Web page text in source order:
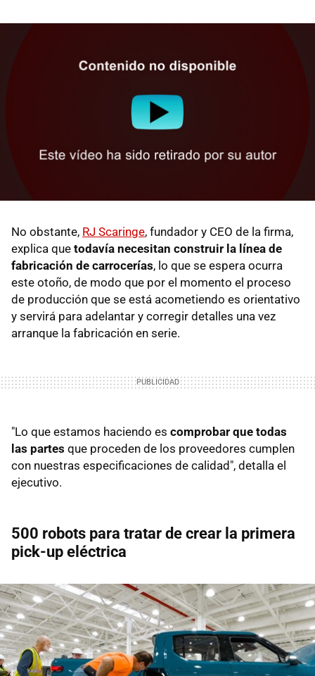
No obstante, RJ Scaringe, fundador y CEO de la firma,
explica que todavía necesitan construir la línea de
fabricación de carrocerías, lo que se espera ocurra
este otoño, de modo que por el momento el proceso
de producción que se está acometiendo es orientativo
y servirá para adelantar y corregir detalles una vez
arranque la fabricación en serie.
"Lo que estamos haciendo es comprobar que todas
las partes que proceden de los proveedores cumplen
con nuestras especificaciones de calidad", detalla el
ejecutivo.
500 robots para tratar de crear la primera
pick-up eléctrica